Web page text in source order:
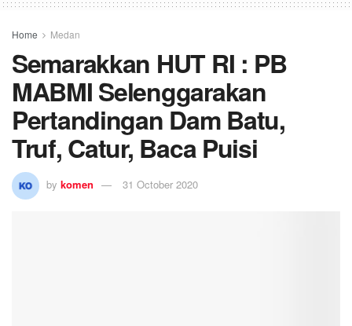
Home Medan
Semarakkan HUT RI : PB
MABMI Selenggarakan
Pertandingan Dam Batu,
Truf, Catur, Baca Puisi
by komen 31 October 2020